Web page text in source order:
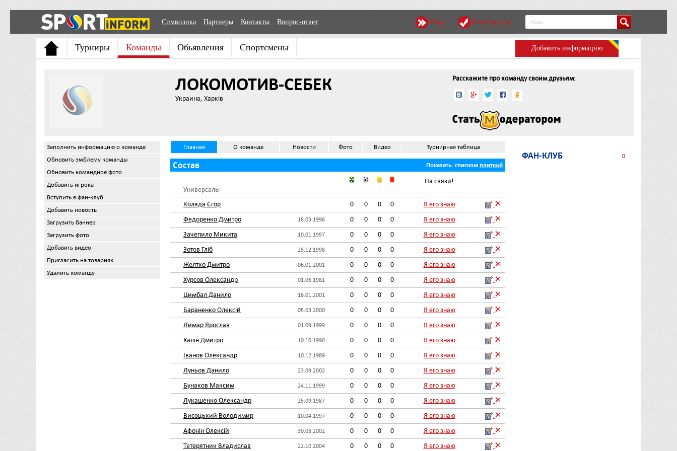
Символика Партнеры Контакты Вопрос-ответ Вход Регистрация
Турниры Команды Обьявления Спортсмены Добавить информацию
ЛОКОМОТИВ-СЕБЕК
Украина, Харків
Расскажите про команду своим друзьям:
Заполнить информацию о команде
Обновить эмблему команды
Обновить командное фото
Добавить игрока
Вступить в фан-клуб
Добавить новость
Загрузить баннер
Загрузить фото
Добавить видео
Пригласить на товарняк
Удалить команду
Главная О команде Новости Фото Видео Турнирная таблица
Состав Показать: списком плиткой
На связи!
Универсалы
Коляда Єгор
0 0 0 0
Я его знаю
Федоренко Дмитро
18.03.1996 0 0 0 0
Я его знаю
Зачепило Микита
10.01.1997 0 0 0 0
Я его знаю
Зотов Гліб
25.12.1998 0 0 0 0
Я его знаю
Желтко Дмитро
06.01.2001 0 0 0 0
Я его знаю
Хурсов Олександр
01.06.1981 0 0 0 0
Я его знаю
Цимбал Данило
16.01.2001 0 0 0 0
Я его знаю
Бараненко Олексій
05.03.2000 0 0 0 0
Я его знаю
Лимар Ярослав
01.09.1999 0 0 0 0
Я его знаю
Халін Дмитро
10.10.1990 0 0 0 0
Я его знаю
Іванов Олександр
10.12.1989 0 0 0 0
Я его знаю
Луньов Данило
23.09.2002 0 0 0 0
Я его знаю
Бунаков Максим
24.11.1999 0 0 0 0
Я его знаю
Лукашенко Олександр
25.09.1987 0 0 0 0
Я его знаю
Висоцький Володимир
10.04.1997 0 0 0 0
Я его знаю
Афонін Олексій
30.03.2002 0 0 0 0
Я его знаю
Тетерятник Владислав
22.10.2004 0 0 0 0 Я его знаю
ФАН-КЛУБ 0